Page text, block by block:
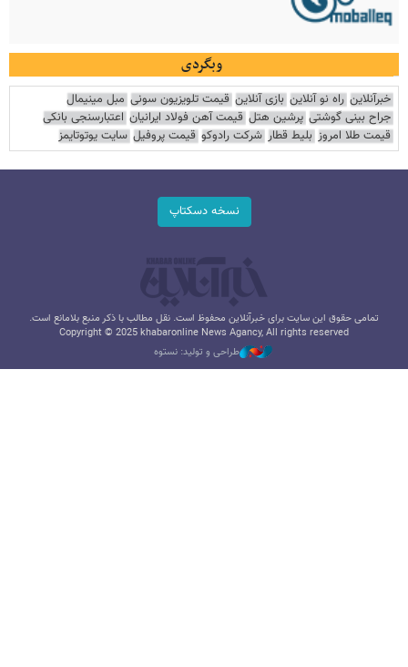
وبگردی
خبرآنلاین راه نو آنلاین بازی آنلاین قیمت تلویزیون سونی مبل مینیمال
جراح بینی گوشتی پرشین هتل قیمت آهن فولاد ایرانیان اعتبارسنجی بانکی
قیمت طلا امروز بلیط قطار شرکت رادوکو قیمت پروفیل سایت یوتوتایمز
نسخه دسکتاپ
تمامی حقوق این سایت برای خبرآنلاین محفوظ است. نقل مطالب با ذکر منبع بلامانع است.
Copyright © 2025 khabaronline News Agancy, All rights reserved
طراحی و تولید: نستوه